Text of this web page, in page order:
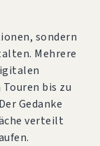
sondern
Mehrere
bis zu
Gedanke
verteilt